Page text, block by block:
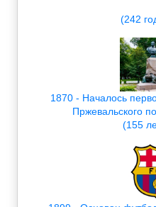
(242
1870 - Началось
Пржевальского
(155